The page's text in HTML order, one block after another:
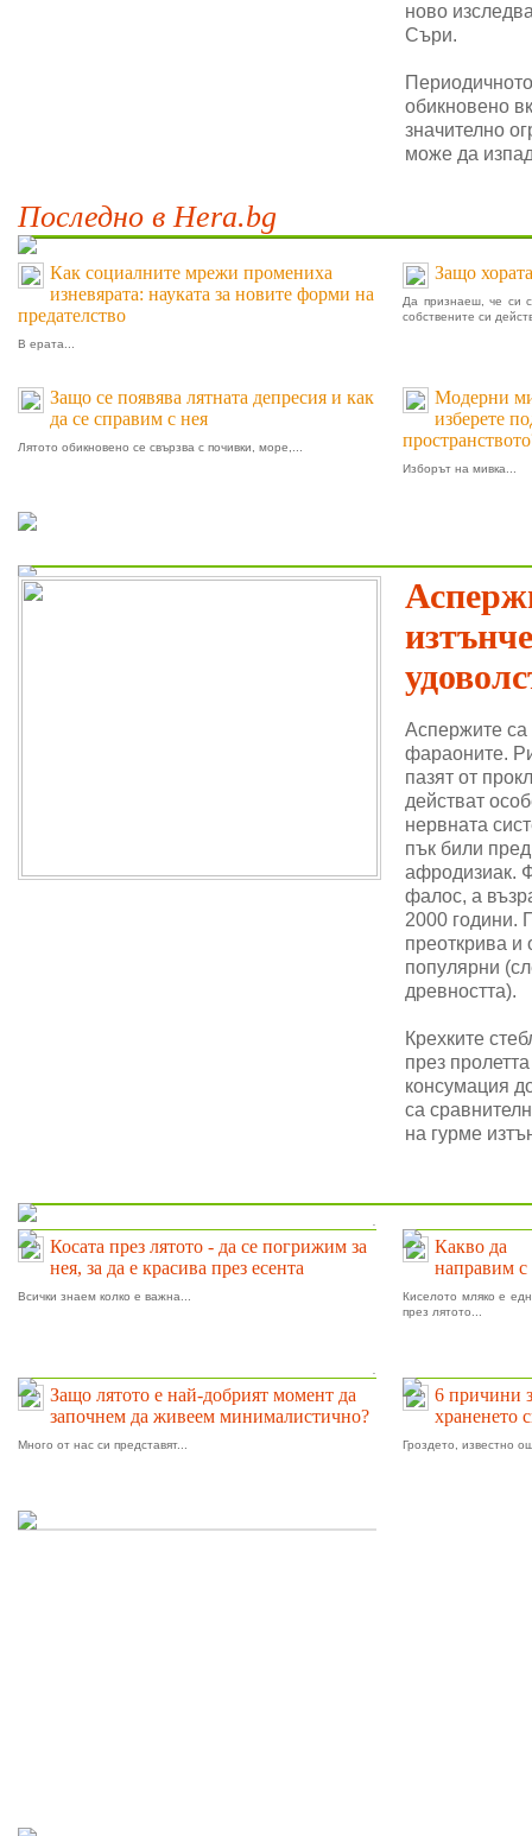
ново
Съри.
обикновено
значително
може да
Последно в Hera.bg
Как социалните мрежи промениха
изневярата: науката за новите форми на
предателство
В ерата...
Защо
Да признаеш, че си
собствените си
Защо се появява лятната депресия и как
да се справим с нея
Лятото обикновено се свързва с почивки, море,...
Модерни
изберете
Изборът на мивка...
Аспержите
фараоните.
пазят от
действат
нервната
пък били
афродизиак.
фалос, а
2000 години.
преоткрива и
популярни
древността).
Крехките
през
консумация
са
на гурме
Косата през лятото - да се погрижим за
нея, за да е красива през есента
Всички знаем колко е важна...
Какво да
направим с
Киселото мляко е
през лятото...
Защо лятото е най-добрият момент да
започнем да живеем минималистично?
Много от нас си представят...
6 причини
храненето
Гроздето, известно